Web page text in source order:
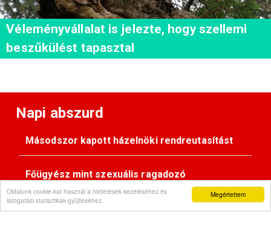
Megértettem
Oldalunk cookie-kat használ a hirdetések kezeléséhez és
látogatási statisztikák gyűjtéséhez.
Véleményvállalat is jelezte, hogy szellemi
beszűkülést tapasztal
Napi abszurd
Másodszor kapott házelnöki rendreutasítást
Főügyész mint szexuális ragadozó
Pimasz önkényúr